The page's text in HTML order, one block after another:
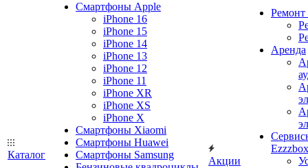
Каталог
Смартфоны Apple
iPhone 16
iPhone 15
iPhone 14
iPhone 13
iPhone 12
iPhone 11
iPhone XR
iPhone XS
iPhone X
Смартфоны Xiaomi
Смартфоны Huawei
Смартфоны Samsung
Акции
Ремонт
Аренда
Ezzzbox